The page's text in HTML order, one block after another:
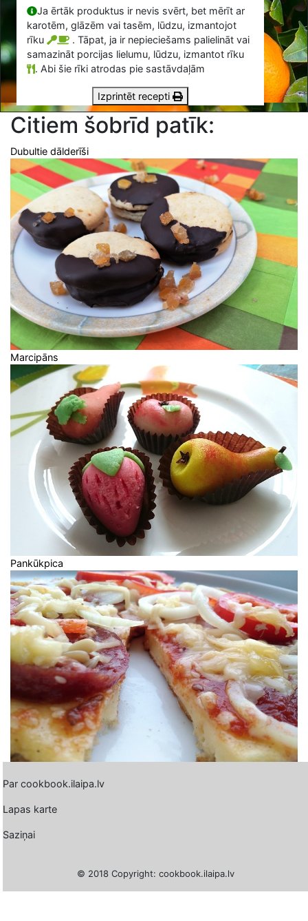
Ja ērtāk produktus ir nevis svērt, bet mērīt ar
karotēm, glāzēm vai tasēm, lūdzu, izmantojot
rīku
. Tāpat, ja ir nepieciešams palielināt vai
samazināt porcijas lielumu, lūdzu, izmantot rīku
. Abi šie rīki atrodas pie sastāvdaļām
Izprintēt recepti
Citiem šobrīd patīk:
Dubultie dālderīši
Marcipāns
Pankūkpica
Par cookbook.ilaipa.lv
Lapas karte
Saziņai
© 2018 Copyright: cookbook.ilaipa.lv